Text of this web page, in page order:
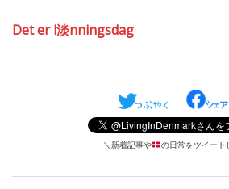
Det er l淡nningsdag
＼新着記事や の日常をツイート